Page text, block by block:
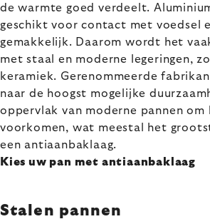
de warmte goed verdeelt.
geschikt voor contact met voedsel
gemakkelijk. Daarom wordt het
met staal en moderne legeringen,
keramiek. Gerenommeerde
naar de hoogst mogelijke
oppervlak van moderne pannen om
voorkomen, wat meestal het
een antiaanbaklaag.
Kies uw pan met antiaanbaklaag
Stalen pannen